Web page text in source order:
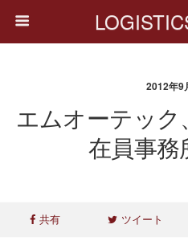
2012年9
エムオーテッ
在員事務
共有 ツイート